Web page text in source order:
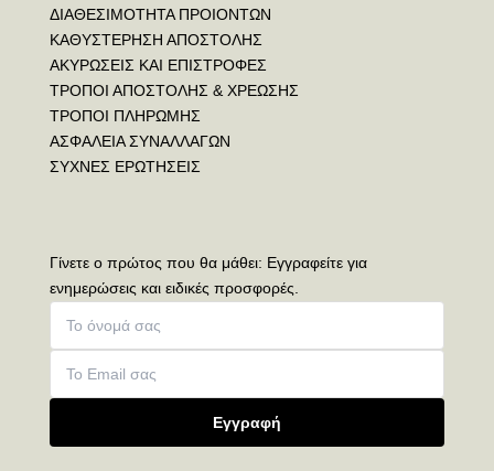
ΔΙΑΘΕΣΙΜΟΤΗΤΑ ΠΡΟΙΟΝΤΩΝ
ΚΑΘΥΣΤΕΡΗΣΗ ΑΠΟΣΤΟΛΗΣ
ΑΚΥΡΩΣΕΙΣ ΚΑΙ ΕΠΙΣΤΡΟΦΕΣ
ΤΡΟΠΟΙ ΑΠΟΣΤΟΛΗΣ & ΧΡΕΩΣΗΣ
ΤΡΟΠΟΙ ΠΛΗΡΩΜΗΣ
ΑΣΦΑΛΕΙΑ ΣΥΝΑΛΛΑΓΩΝ
ΣΥΧΝΕΣ ΕΡΩΤΗΣΕΙΣ
Γίνετε ο πρώτος που θα μάθει: Εγγραφείτε για
ενημερώσεις και ειδικές προσφορές.
Εγγραφή